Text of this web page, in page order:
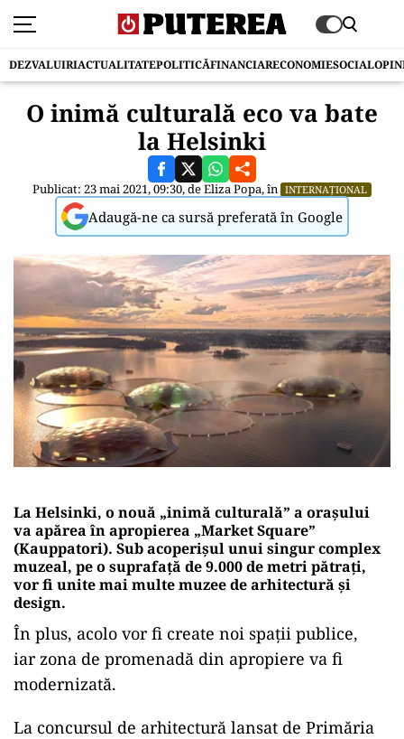
DEZVALUIRIACTUALITATEPOLITICĂFINANCIARECONOMIESOCIAL
O inimă culturală eco va bate
la Helsinki
Publicat: 23 mai 2021, 09:30, deEliza Popa, în INTERNAȚIONAL
Adaugă-ne ca sursă preferată în Google
La Helsinki, o nouă „inimă culturală” a orașului
va apărea în apropierea „Market Square”
(Kauppatori). Sub acoperişul unui singur complex
muzeal, pe o suprafaţă de 9.000 de metri pătraţi,
vor fi unite mai multe muzee de arhitectură și
design.
În plus, acolo vor fi create noi spații publice,
iar zona de promenadă din apropiere va fi
modernizată.
La concursul de arhitectură lansat de Primăria